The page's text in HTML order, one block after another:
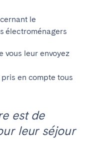
le
électroménagers
vous leur envoyez
en compte tous
est de
leur séjour